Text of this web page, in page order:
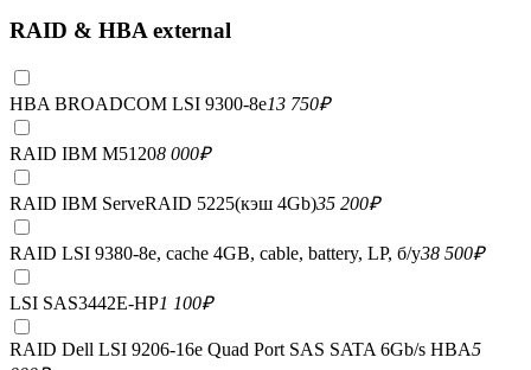
RAID & HBA external
HBA BROADCOM LSI 9300-8e13 750₽
RAID IBM M51208 000₽
RAID IBM ServeRAID 5225(кэш 4Gb)35 200₽
RAID LSI 9380-8e, сache 4GB, cable, battery, LP, б/у38 500₽
LSI SAS3442E-HP1 100₽
RAID Dell LSI 9206-16e Quad Port SAS SATA 6Gb/s HBA5